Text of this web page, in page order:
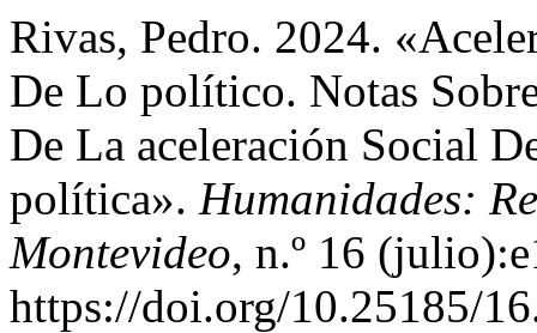
Rivas, Pedro. 2024.
De Lo político. Notas
De La aceleración Social
política». Humanidades:
Montevideo, n.º 16
https://doi.org/10.25185/